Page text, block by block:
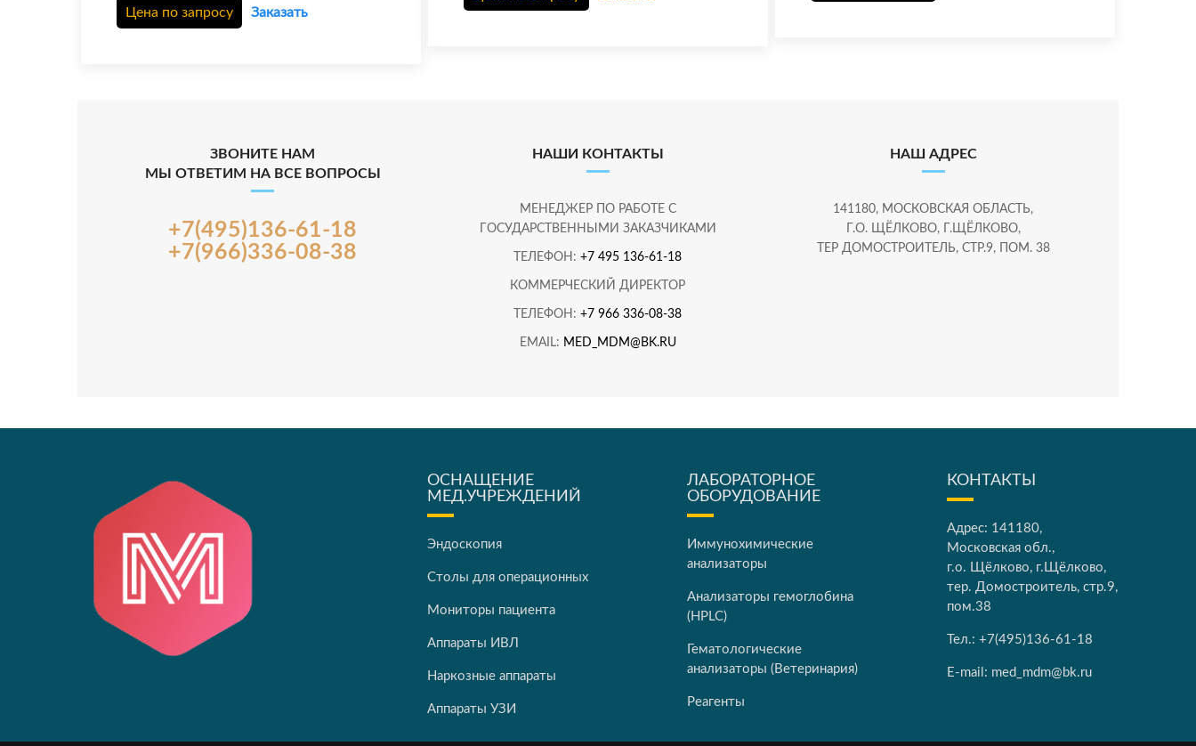
Цена по запросу Заказать
ЗВОНИТЕ НАМ
МЫ ОТВЕТИМ НА ВСЕ ВОПРОСЫ
+7(495)136-61-18
+7(966)336-08-38
НАШИ КОНТАКТЫ
МЕНЕДЖЕР ПО РАБОТЕ С
ГОСУДАРСТВЕННЫМИ ЗАКАЗЧИКАМИ
ТЕЛЕФОН:+7 495 136-61-18
КОММЕРЧЕСКИЙ ДИРЕКТОР
ТЕЛЕФОН:+7 966 336-08-38
EMAIL: MED_MDM@BK.RU
НАШ АДРЕС
141180, МОСКОВСКАЯ ОБЛАСТЬ,
Г.О. ЩЁЛКОВО, Г.ЩЁЛКОВО,
ТЕР ДОМОСТРОИТЕЛЬ, СТР.9, ПОМ. 38
ОСНАЩЕНИЕ
МЕД.УЧРЕЖДЕНИЙ
Эндоскопия
Столы для операционных
Мониторы пациента
Аппараты ИВЛ
Наркозные аппараты
Аппараты УЗИ
ЛАБОРАТОРНОЕ
ОБОРУДОВАНИЕ
Иммунохимические
анализаторы
Анализаторы гемоглобина
(HPLC)
Гематологические
анализаторы (Ветеринария)
Реагенты
КОНТАКТЫ
Адрес: 141180,
Московская обл.,
г.о. Щёлково, г.Щёлково,
тер. Домостроитель, стр.9,
пом.38
Тел.:+7(495)136-61-18
E-mail: med_mdm@bk.ru